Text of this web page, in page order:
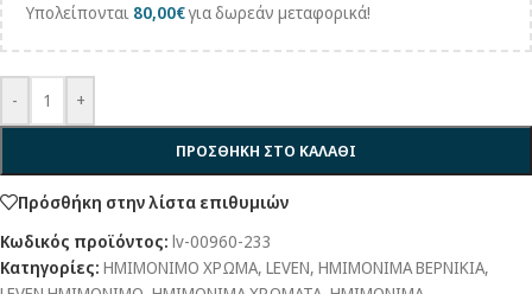
Υπολείπονται 80,00€για δωρεάν μεταφορικά!
- +
ΠΡΟΣΘΗΚΗ ΣΤΟ ΚΑΛΑΘΙ
Πρόσθήκη στην λίστα επιθυμιών
Κωδικός προϊόντος: lv-00960-233
Κατηγορίες: ΗΜΙΜΟΝΙΜΟ ΧΡΩΜΑ, LEVEN, ΗΜΙΜΟΝΙΜΑ ΒΕΡΝΙΚΙΑ,